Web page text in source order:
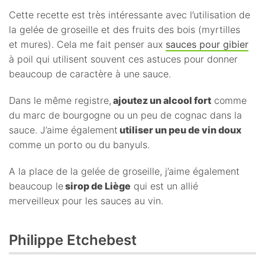
Cette recette est très intéressante avec l’utilisation de
la gelée de groseille et des fruits des bois (myrtilles
et mures). Cela me fait penser aux sauces pour gibier
à poil qui utilisent souvent ces astuces pour donner
beaucoup de caractère à une sauce.
Dans le même registre, ajoutez un alcool fort comme
du marc de bourgogne ou un peu de cognac dans la
sauce. J’aime également utiliser un peu de vin doux
comme un porto ou du banyuls.
A la place de la gelée de groseille, j’aime également
beaucoup lesirop de Liège qui est un allié
merveilleux pour les sauces au vin.
Philippe Etchebest